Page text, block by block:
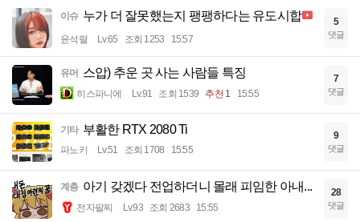
이슈 누가 더 잘못했는지 팽팽하다는 유도시합
윤석렬 Lv.65 조회 1253 15:57
5
댓글
유머 스압) 추운 곳 사는 사람들 특징
히스파니에 Lv.91 조회 1539 추천 1 15:55
7
댓글
기타 부활한 RTX 2080 Ti
파노키 Lv.51 조회 1708 15:55
9
댓글
계층 아기 갖겠다 전업하더니 몰래 피임한 아내...
전자팔찌 Lv.93 조회 2683 15:55
28
댓글